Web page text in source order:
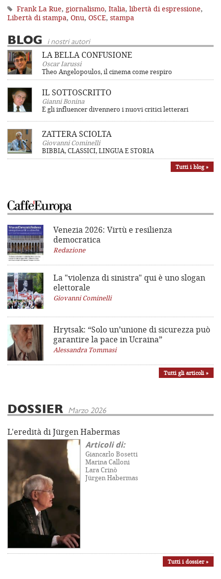
Frank La Rue, giornalismo, Italia, libertà di espressione,
Libertà di stampa, Onu, OSCE, stampa
BLOG i nostri autori
LA BELLA CONFUSIONE
Oscar Iarussi
Theo Angelopoulos, il cinema come respiro
IL SOTTOSCRITTO
Gianni Bonina
E gli influencer divennero i nuovi critici letterari
ZATTERA SCIOLTA
Giovanni Cominelli
BIBBIA, CLASSICI, LINGUA E STORIA
Tutti i blog »
Venezia 2026: Virtù e resilienza
democratica
Redazione
La "violenza di sinistra" qui è uno slogan
elettorale
Giovanni Cominelli
Hrytsak: “Solo un’unione di sicurezza può
garantire la pace in Ucraina”
Alessandra Tommasi
Tutti gli articoli »
DOSSIER Marzo 2026
L'eredità di Jürgen Habermas
Articoli di:
Giancarlo Bosetti
Marina Calloni
Lara Crinò
Jürgen Habermas
Tutti i dossier »